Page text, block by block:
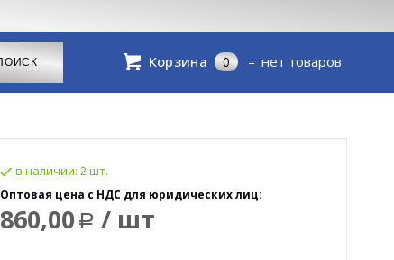
Корзина 0 нет товаров
в наличии:2 шт.
Оптовая цена с НДС для юридических лиц:
860,00 Р / шт